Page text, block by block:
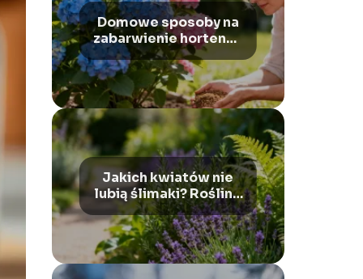
Domowe sposoby na
zabarwienie hortensji
– jak zmienić ich
kolor?
Jakich kwiatów nie
lubią ślimaki? Rośliny,
które je odstraszają